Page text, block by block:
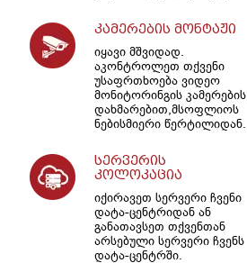
კამერების მონტაჟი
იყავი მშვიდად.
აკონტროლეთ თქვენი
უსაფრთხოება ვიდეო
მონიტორინგის კამერების
დახმარებით,მსოფლიოს
ნებისმიერი წერტილიდან.
სერვერის
კოლოკაცია
იქირავეთ სერვერი ჩვენი
დატა-ცენტრიდან ან
განათავსეთ თქვენთან
არსებული სერვერი ჩვენს
დატა-ცენტრში.